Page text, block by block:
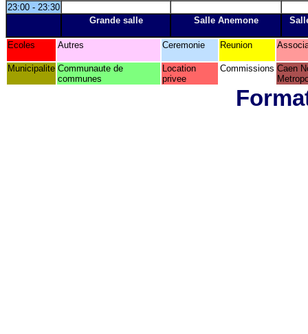
23:00 - 23:30
Grande salle
Salle Anemone
Ecoles Autres Ceremonie Reunion
Municipalite Communaute de
communes
Location
privee
Commissions Caen